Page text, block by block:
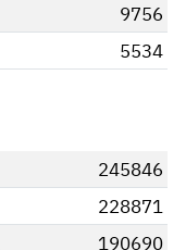
9756
5534
245846
228871
190690